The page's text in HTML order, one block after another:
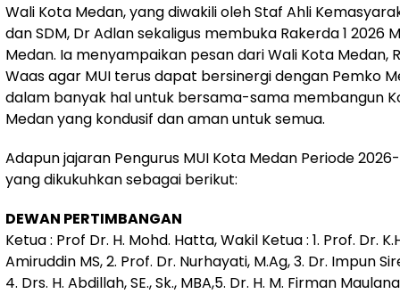
Wali Kota Medan, yang diwakili oleh Staf Ahli
dan SDM, Dr Adlan sekaligus membuka Rakerda 1 2026
Medan. Ia menyampaikan pesan dari Wali Kota Medan,
Waas agar MUI terus dapat bersinergi dengan Pemko
dalam banyak hal untuk bersama-sama membangun
Medan yang kondusif dan aman untuk semua.
Adapun jajaran Pengurus MUI Kota Medan Periode 2026-
yang dikukuhkan sebagai berikut:
DEWAN PERTIMBANGAN
Ketua : Prof Dr. H. Mohd. Hatta, Wakil Ketua : 1. Prof. Dr.
Amiruddin MS, 2. Prof. Dr. Nurhayati, M.Ag, 3. Dr. Impun
4. Drs. H. Abdillah, SE., Sk., MBA,5. Dr. H. M. Firman